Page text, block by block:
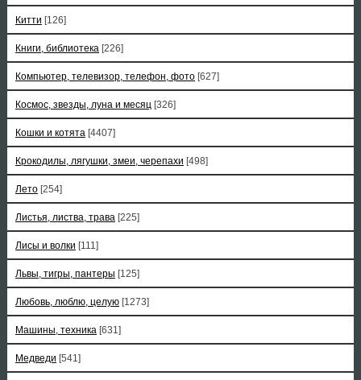
Китти [126]
Книги, библиотека [226]
Компьютер, телевизор, телефон, фото [627]
Космос, звезды, луна и месяц [326]
Кошки и котята [4407]
Крокодилы, лягушки, змеи, черепахи [498]
Лето [254]
Листья, листва, трава [225]
Лисы и волки [111]
Львы, тигры, пантеры [125]
Любовь, люблю, целую [1273]
Машины, техника [631]
Медведи [541]